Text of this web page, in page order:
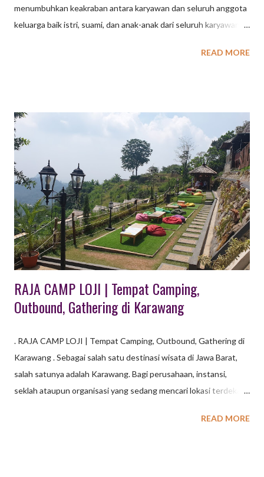
menumbuhkan keakraban antara karyawan dan seluruh anggota
keluarga baik istri, suami, dan anak-anak dari seluruh karyawan.
Outbound dan acara lain yang menghibur seperti live music,
perusahaan karena pada momentum ini semua keluarga baik itu
karyawan, pasangan dan anak berkumpul menjadi satu untuk
berpartisipasi untuk kegiatan Family Gatheringini, untuk lebih
mengenal satu keluarga dengan keluarga lainnya, juga agar
perusahaan dapat lebih dekat lagi dengan keluarga dari para
karyawan maupun staff dari perusahaan tersebut, sekaligus
sebagai ungkapan terima kasih perusahaan kepada keluarga
staff atau karyawan atas dukungannya keluarga untuk tetap
bekerja...
READ MORE
RAJA CAMP LOJI | Tempat Camping,
Outbound, Gathering di Karawang
. RAJA CAMP LOJI | Tempat Camping, Outbound, Gathering di
Karawang . Sebagai salah satu destinasi wisata di Jawa Barat,
salah satunya adalah Karawang. Bagi perusahaan, instansi,
seklah ataupun organisasi yang sedang mencari lokasi terdekat
dijadikan opsi. Karawang memiliki beragam pilihan wisata, mulai
READ MORE